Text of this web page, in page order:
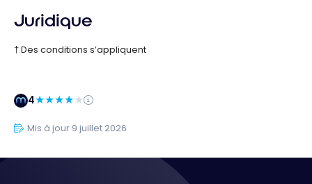
Juridique
† Des conditions s’appliquent
4
Mis à jour 9 juillet 2026